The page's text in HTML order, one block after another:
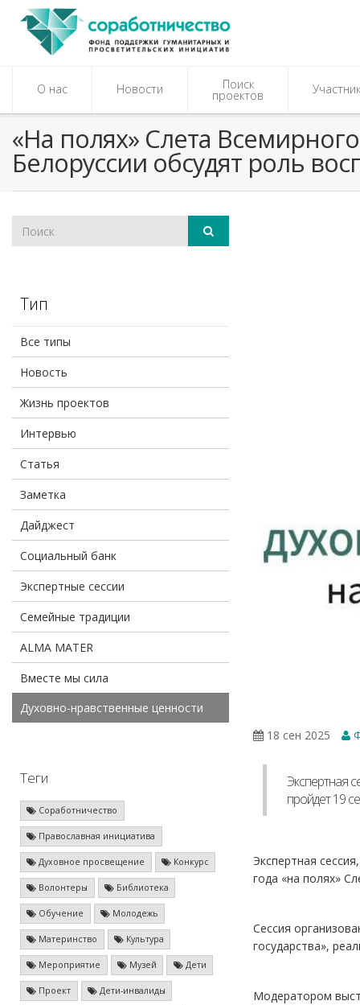
О нас Новости Поиск
проектов
​«На полях» Слета
Белоруссии обсудят роль
Тип
Все типы
Новость
Жизнь проектов
Интервью
Статья
Заметка
Дайджест
Социальный банк
Экспертные сессии
Семейные традиции
ALMA MATER
Вместе мы сила
Духовно-нравственные ценности
Теги
Соработничество
Православная инициатива
Духовное просвещение Конкурс
Волонтеры Библиотека
Обучение Молодежь
Материнство Культура
Мероприятие Музей Дети
Проект Дети-инвалиды
18 сен 2025
Экспертная
пройдет 19
Экспертная
года «на полях»
Сессия
государства»,
Модератором